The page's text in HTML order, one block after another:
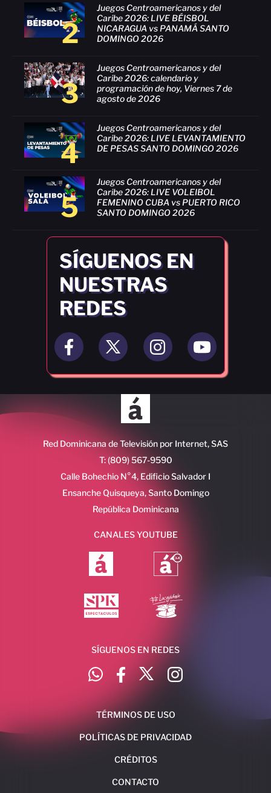
2
Juegos Centroamericanos y del
Caribe 2026: LIVE BÉISBOL
NICARAGUA vs PANAMÁ SANTO
DOMINGO 2026
3
Juegos Centroamericanos y del
Caribe 2026: calendario y
programación de hoy, Viernes 7 de
agosto de 2026
4
Juegos Centroamericanos y del
Caribe 2026: LIVE LEVANTAMIENTO
DE PESAS SANTO DOMINGO 2026
5
Juegos Centroamericanos y del
Caribe 2026: LIVE VOLEIBOL
FEMENINO CUBA vs PUERTO RICO
SANTO DOMINGO 2026
SÍGUENOS EN
NUESTRAS
REDES
Red Dominicana de Televisión por Internet, SAS
T: (809) 567-9590
Calle Bohechio N°4, Edificio Salvador I
Ensanche Quisqueya, Santo Domingo
República Dominicana
CANALES YOUTUBE
SÍGUENOS EN REDES
TÉRMINOS DE USO
POLÍTICAS DE PRIVACIDAD
CRÉDITOS
CONTACTO